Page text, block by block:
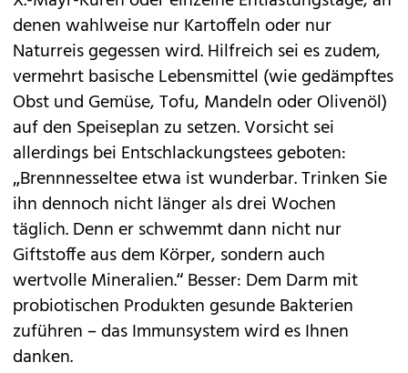
denen wahlweise nur Kartoffeln oder nur
Naturreis gegessen wird. Hilfreich sei es zudem,
vermehrt basische Lebensmittel (wie gedämpftes
Obst und Gemüse, Tofu, Mandeln oder Olivenöl)
auf den Speiseplan zu setzen. Vorsicht sei
allerdings bei Entschlackungstees geboten:
„Brennnesseltee etwa ist wunderbar. Trinken Sie
ihn dennoch nicht länger als drei Wochen
täglich. Denn er schwemmt dann nicht nur
Giftstoffe aus dem Körper, sondern auch
wertvolle Mineralien.“ Besser: Dem Darm mit
probiotischen Produkten gesunde Bakterien
zuführen – das Immunsystem wird es Ihnen
danken.